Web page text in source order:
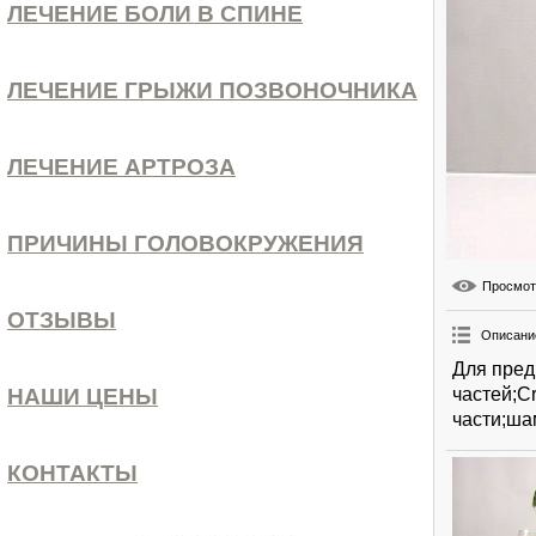
ЛЕЧЕНИЕ БОЛИ В СПИНЕ
ЛЕЧЕНИЕ ГРЫЖИ ПОЗВОНОЧНИКА
ЛЕЧЕНИЕ АРТРОЗА
ПРИЧИНЫ ГОЛОВОКРУЖЕНИЯ
ОТЗЫВЫ
НАШИ ЦЕНЫ
КОНТАКТЫ
Для